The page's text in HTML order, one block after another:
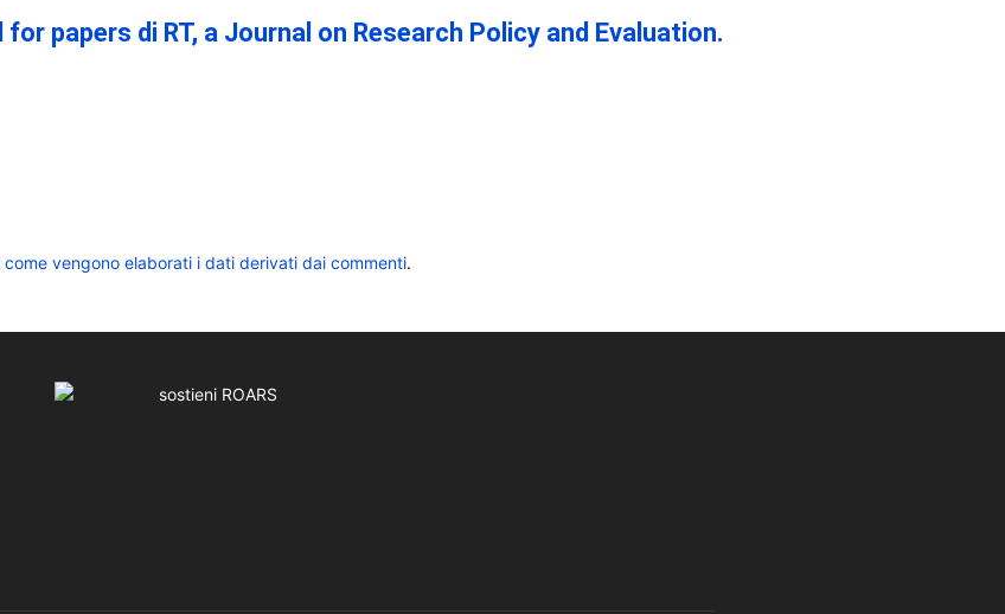
papers di RT, a Journal on Research Policy and Evaluation.
come vengono elaborati i dati derivati dai commenti.